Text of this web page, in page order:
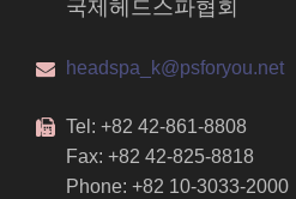
국제헤드스파협회
headspa_k@psforyou.net
Tel: +82 42-861-8808
Fax: +82 42-825-8818
Phone: +82 10-3033-2000